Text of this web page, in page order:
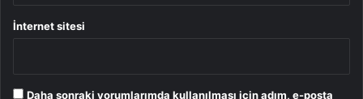
İnternet sitesi
Daha sonraki yorumlarımda kullanılması için adım, e-posta